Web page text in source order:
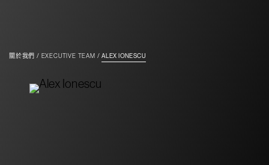
關於我們 EXECUTIVE TEAM ALEX IONESCU